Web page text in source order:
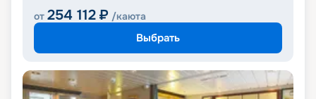
от 254 112 ₽ /каюта
Выбрать